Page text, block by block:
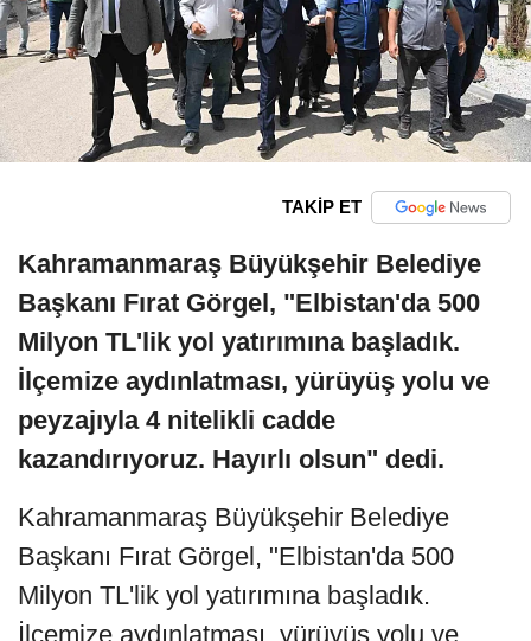
TAKİP ET
Kahramanmaraş Büyükşehir Belediye
Başkanı Fırat Görgel, "Elbistan'da 500
Milyon TL'lik yol yatırımına başladık.
İlçemize aydınlatması, yürüyüş yolu ve
peyzajıyla 4 nitelikli cadde
kazandırıyoruz. Hayırlı olsun" dedi.
Kahramanmaraş Büyükşehir Belediye
Başkanı Fırat Görgel, "Elbistan'da 500
Milyon TL'lik yol yatırımına başladık.
İlçemize aydınlatması, yürüyüş yolu ve